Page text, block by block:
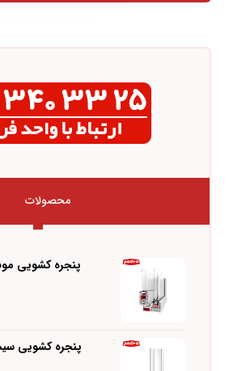
محصولات
پنجره کشویی
پنجره کشویی